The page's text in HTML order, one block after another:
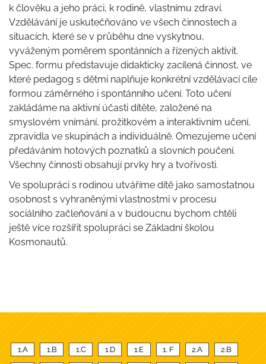
k člověku a jeho práci, k rodině, vlastnímu zdraví.
Vzdělávání je uskutečňováno ve všech činnostech a
situacích, které se v průběhu dne vyskytnou,
vyváženým poměrem spontánních a řízených aktivit.
Spec. formu představuje didakticky zacílená činnost, ve
které pedagog s dětmi naplňuje konkrétní vzdělávací cíle
formou záměrného i spontánního učení. Toto učení
zakládáme na aktivní účasti dítěte, založené na
smyslovém vnímání, prožitkovém a interaktivním učení,
zpravidla ve skupinách a individuálně. Omezujeme učení
předáváním hotových poznatků a slovních poučení.
Všechny činnosti obsahují prvky hry a tvořivosti.
Ve spolupráci s rodinou utváříme dítě jako samostatnou
osobnost s vyhraněnými vlastnostmi v procesu
sociálního začleňování a v budoucnu bychom chtěli
ještě více rozšířit spolupráci se Základní školou
Kosmonautů.
1.A 1.B 1.C 1.D 1.E 1. F 2.A 2.B